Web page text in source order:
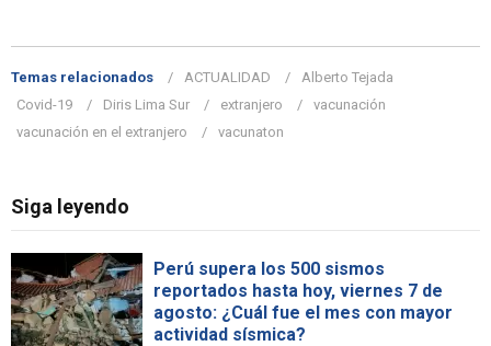
Temas relacionados ACTUALIDAD
Alberto Tejada
Covid-19
Diris Lima Sur extranjero
vacunación
vacunación en el extranjero
vacunaton
Siga leyendo
Perú supera los 500 sismos
reportados hasta hoy, viernes 7 de
agosto: ¿Cuál fue el mes con mayor
actividad sísmica?